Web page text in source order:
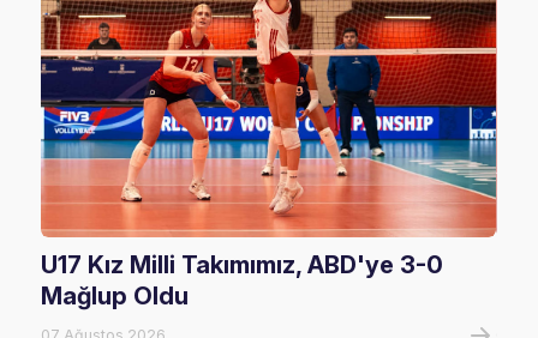
U17 Kız Milli Takımımız, ABD'ye 3-0
Mağlup Oldu